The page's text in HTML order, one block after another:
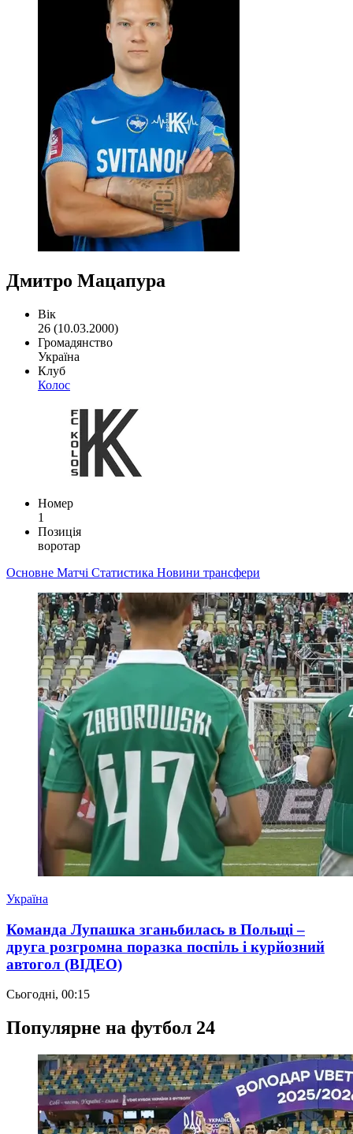
Дмитро Мацапура
Вік
26 (10.03.2000)
Громадянство
Україна
Клуб
Колос
Номер
1
Позиція
воротар
Основне Матчі Статистика Новини трансфери
Україна
Команда Лупашка зганьбилась в Польщі –
друга розгромна поразка поспіль і курйозний
автогол (ВІДЕО)
Сьогодні, 00:15
Популярне на футбол 24